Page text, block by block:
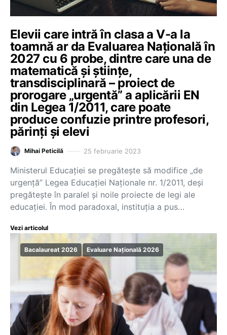
Elevii care intră în clasa a V-a la
toamnă ar da Evaluarea Națională în
2027 cu 6 probe, dintre care una de
matematică și științe,
transdisciplinară – proiect de
prorogare „urgentă” a aplicării EN
din Legea 1/2011, care poate
produce confuzie printre profesori,
părinți și elevi
Mihai Peticilă 25 februarie 2023
Ministerul Educației se pregătește să modifice „de
urgență” Legea Educației Naționale nr. 1/2011, deși
pregătește în paralel și noile proiecte de legi ale
educației. În mod paradoxal, instituția a pus…
Vezi articolul
Bacalaureat 2026 Evaluare Națională 2026